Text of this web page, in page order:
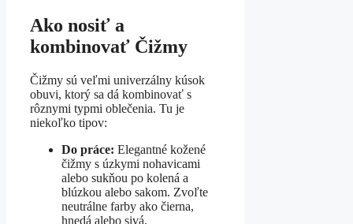
Ako nosiť a
kombinovať Čižmy
Čižmy sú veľmi univerzálny kúsok
obuvi, ktorý sa dá kombinovať s
rôznymi typmi oblečenia. Tu je
niekoľko tipov:
Do práce: Elegantné kožené
čižmy s úzkymi nohavicami
alebo sukňou po kolená a
blúzkou alebo sakom. Zvoľte
neutrálne farby ako čierna,
hnedá alebo sivá.